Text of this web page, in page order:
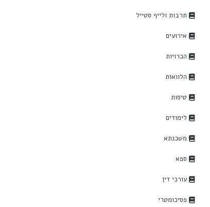
תרבות ולייף סטייל
אירועים
הכרויות
הלוואות
טיסות
לימודים
משכנתא
ספא
עורכי דין
פסיכומטרי